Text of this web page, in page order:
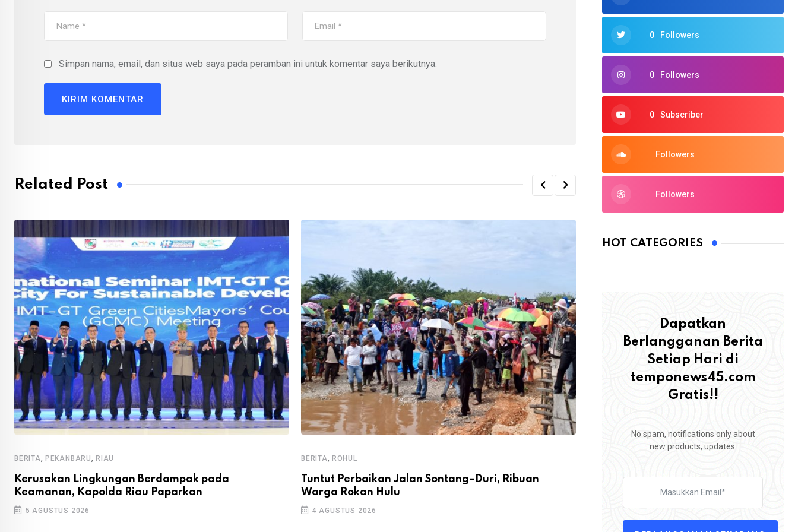
Simpan nama, email, dan situs web saya pada peramban ini untuk komentar saya berikutnya.
Related Post
BERITA, PEKANBARU,RIAU
Kerusakan Lingkungan Berdampak pada
Keamanan, Kapolda Riau Paparkan
5 AGUSTUS 2026
BERITA, ROHUL
Tuntut Perbaikan Jalan Sontang–Duri, Ribuan
Warga Rokan Hulu
4 AGUSTUS 2026
BENGKALIS,BERITA
0 Followers
0 Followers
0 Subscriber
Followers
Followers
HOT CATEGORIES
Dapatkan
Berlangganan Berita
Setiap Hari di
temponews45.com
Gratis!!
No spam, notifications only about
new products, updates.